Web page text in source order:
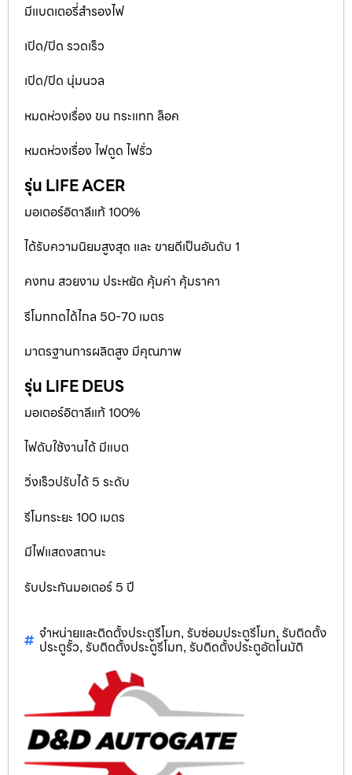
มีแบตเตอรี่สำรองไฟ
เปิด/ปิด รวดเร็ว
เปิด/ปิด นุ่มนวล
หมดห่วงเรื่อง ขน กระแทก ล็อค
หมดห่วงเรื่อง ไฟดูด ไฟรั่ว
รุ่น LIFE ACER
มอเตอร์อิตาลีแท้ 100%
ได้รับความนิยมสูงสุด และ ขายดีเป็นอันดับ 1
คงทน สวยงาม ประหยัด คุ้มค่า คุ้มราคา
รีโมทกดได้ไกล 50-70 เมตร
มาตรฐานการผลิตสูง มีคุณภาพ
รุ่น LIFE DEUS
มอเตอร์อิตาลีแท้ 100%
ไฟดับใช้งานได้ มีแบต
วิ่งเร็วปรับได้ 5 ระดับ
รีโมทระยะ 100 เมตร
มีไฟแสดงสถานะ
รับประกันมอเตอร์ 5 ปี
จำหน่ายและติดตั้งประตูรีโมท, รับซ่อมประตูรีโมท, รับติดตั้ง
ประตูรั้ว, รับติดตั้งประตูรีโมท, รับติดตั้งประตูอัตโนมัติ